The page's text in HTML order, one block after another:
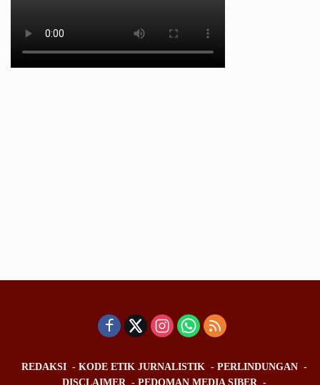
REDAKSI KODE ETIK JURNALISTIK
PERLINDUNGAN
DISCLAIMER
PEDOMAN MEDIA SIBER